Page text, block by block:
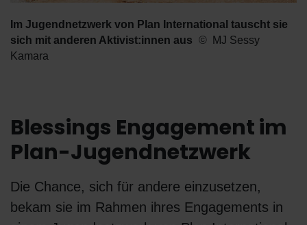
Im Jugendnetzwerk von Plan International tauscht sie
sich mit anderen Aktivist:innen aus
MJ Sessy
Kamara
Blessings Engagement im
Plan-Jugendnetzwerk
Die Chance, sich für andere einzusetzen,
bekam sie im Rahmen ihres Engagements in